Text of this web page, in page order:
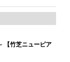
【竹芝ニューピア